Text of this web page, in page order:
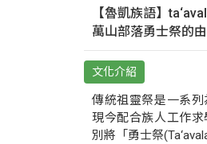
【魯凱族語】
萬山部落勇士祭的
文化介紹
傳統祖靈祭是一系列
現今配合族人工作
別將「勇士祭